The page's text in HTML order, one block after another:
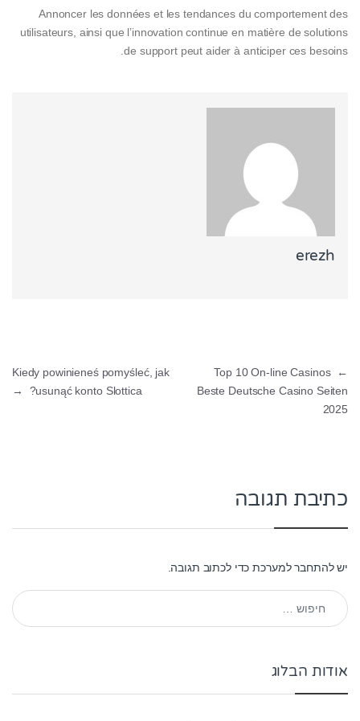
Annoncer les données et les tendances du comportement des
utilisateurs, ainsi que l’innovation continue en matière de solutions
de support peut aider à anticiper ces besoins.
erezh
ניווט
←
Top 10 On-line Casinos ️
Beste Deutsche Casino Seiten
2025
Kiedy powinieneś pomyśleć, jak
usunąć konto Slottica?
→
כתיבת תגובה
ישלהתחבר למערכתכדי לכתוב תגובה.
חיפוש:
אודות הבלוג